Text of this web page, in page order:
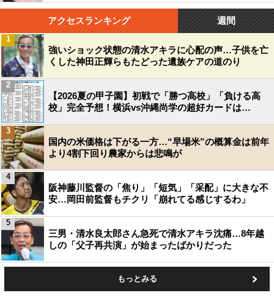
アクセスランキング 週間
強いショック状態の清水アキラに心配の声…子供を亡
くした神田正輝らもたどった遺族ケアの道のり
1
【2026夏の甲子園】初戦で「勝つ高校」「負ける高
校」完全予想！横浜vs沖縄尚学の超好カードは…
2
国内の米価格は下がる一方…“早場米”の概算金は前年
より4割下回り農家からは悲鳴が
3
阪神藤川監督の「焦り」「短気」「采配」に大きな不
安…岡田前監督もチクリ「崩れてる感じするわ」
4
三男・清水良太郎さん急死で清水アキラ沈痛…8年越
しの「父子再共演」が始まったばかりだった
5
もっとみる